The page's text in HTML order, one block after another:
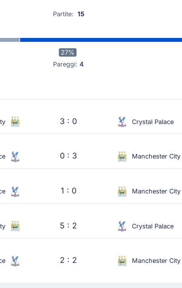
Partite: 15
27%
Pareggi:4
3 : 0 Crystal Palace
0 : 3 Manchester City
1 : 0 Manchester City
5 : 2 Crystal Palace
2 : 2 Manchester City